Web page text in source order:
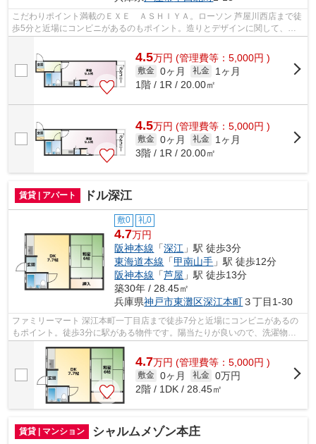
こだわりポイント満載のＥＸＥ ＡＳＨＩＹＡ。ローソン 芦屋川西店まで徒
歩5分と近場にコンビニがあるのもポイント。造りとデザインに関して、自
4.5万円 (管理費等：5,000円 )
敷金 0ヶ月 礼金
1ヶ月
1階 / 1R / 20.00㎡
4.5万円 (管理費等：5,000円 )
敷金 0ヶ月 礼金
1ヶ月
3階 / 1R / 20.00㎡
賃貸 | アパート ドル深江
敷0 礼0
4.7万円
阪神本線 「深江 」駅 徒歩3分
東海道本線 「甲南山手 」駅 徒歩12分
阪神本線 「芦屋 」駅 徒歩13分
築30年 / 28.45㎡
兵庫県神戸市東灘区深江本町３丁目1-30
ファミリーマート 深江本町一丁目店まで徒歩7分と近場にコンビニがあるの
もポイント。徒歩3分に駅がある物件です。陽当たりが良いので、洗濯物が
臭わずに乾きます。新しい日々を送るに...
4.7万円 (管理費等：5,000円 )
敷金 0ヶ月 礼金 0万円
2階 / 1DK / 28.45㎡
賃貸 | マンション シャルムメゾン本庄